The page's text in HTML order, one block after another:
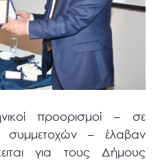
προορισμοί – σε
συμμετοχών – έλαβαν
για τους Δήμους